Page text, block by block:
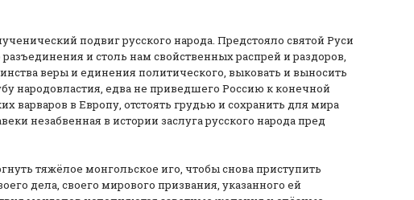
подвиг русского народа. Предстояло святой Руси
и столь нам свойственных распрей и раздоров,
веры и единения политического, выковать и выносить
народовластия, едва не приведшего Россию к конечной
варваров в Европу, отстоять грудью и сохранить для мира
незабвенная в истории заслуга русского народа пред
тяжёлое монгольское иго, чтобы снова приступить
дела, своего мирового призвания, указанного ей